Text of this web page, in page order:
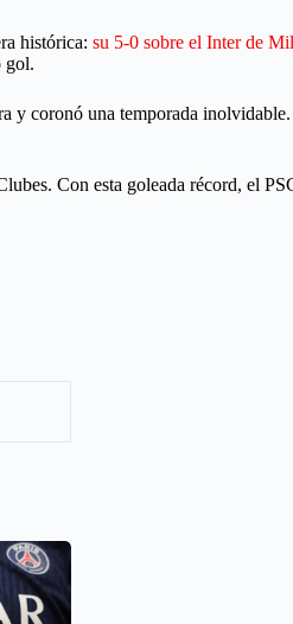
histórica: su 5-0 sobre el Inter de
gol.
coronó una temporada
Con esta goleada récord, el